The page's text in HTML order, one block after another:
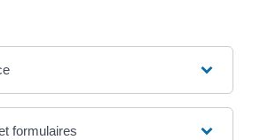
formulaires